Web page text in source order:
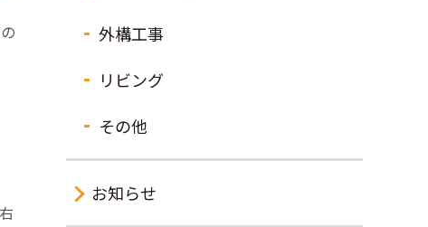
外構工事
リビング
その他
お知らせ